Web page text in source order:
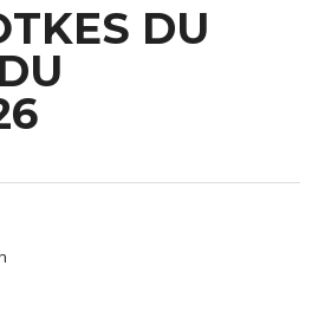
DU